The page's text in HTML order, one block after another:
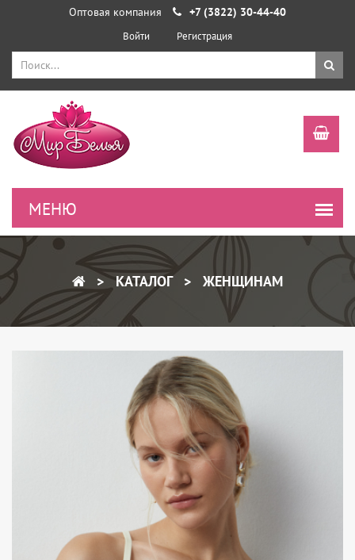
Оптовая компания +7 (3822) 30-44-40
Войти Регистрация
КАТАЛОГ ЖЕНЩИНАМ